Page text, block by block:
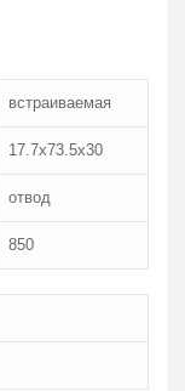
встраиваемая
17.7x73.5x30
отвод
850